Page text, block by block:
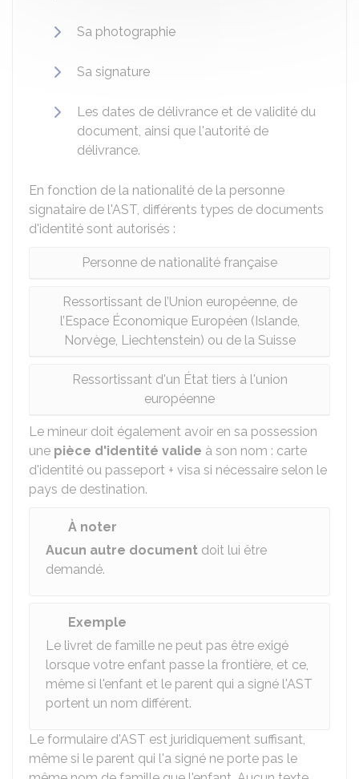
Sa photographie
Sa signature
Les dates de délivrance et de validité du
document, ainsi que l'autorité de
délivrance.
En fonction de la nationalité de la personne
signataire de l'AST, différents types de documents
d'identité sont autorisés :
Personne de nationalité française
Ressortissant de l’Union européenne, de
l’Espace Économique Européen (Islande,
Norvège, Liechtenstein) ou de la Suisse
Ressortissant d'un État tiers à l'union
européenne
Le mineur doit également avoir en sa possession
une pièce d'identité valide à son nom : carte
d'identité ou passeport + visa si nécessaire selon le
pays de destination.
À noter
Aucun autre document doit lui être
demandé.
Exemple
Le livret de famille ne peut pas être exigé
lorsque votre enfant passe la frontière, et ce,
même si l'enfant et le parent qui a signé l'AST
portent un nom différent.
Le formulaire d'AST est juridiquement suffisant,
même si le parent qui l'a signé ne porte pas le